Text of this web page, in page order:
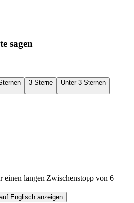
sagen
3 Sterne Unter 3 Sternen
einen langen Zwischenstopp von 6
Englisch anzeigen